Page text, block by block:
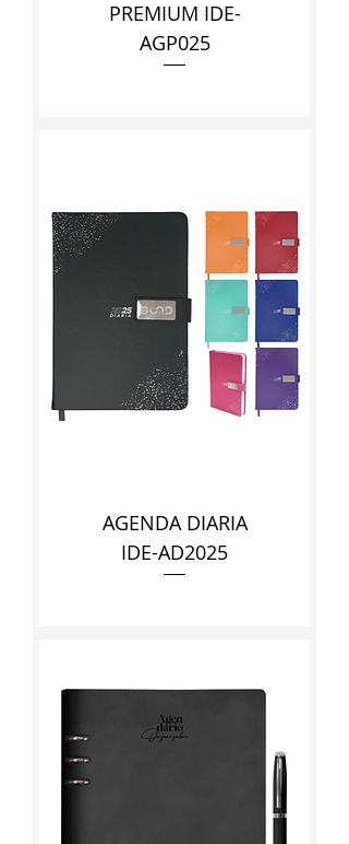
PREMIUM IDE-
AGP025
AGENDA DIARIA
IDE-AD2025